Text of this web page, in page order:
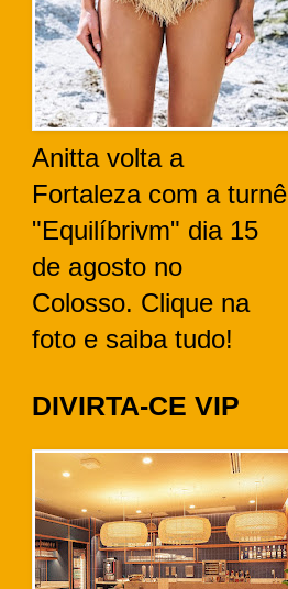
Anitta volta a
Fortaleza com a turnê
"Equilíbrivm" dia 15
de agosto no
Colosso. Clique na
foto e saiba tudo!
DIVIRTA-CE VIP